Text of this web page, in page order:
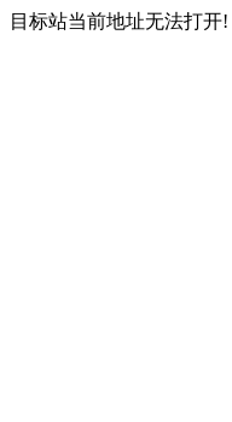
目标站当前地址无法打开!